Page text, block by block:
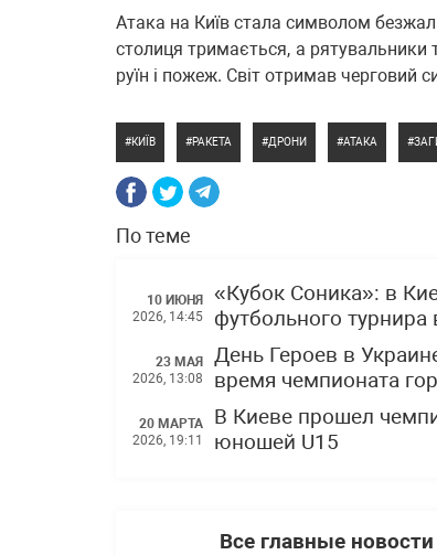
Атака на Київ стала символом
столиця тримається, а
руїн і пожеж. Світ отримав черговий
КИЇВ РАКЕТА ДРОНИ АТАКА
По теме
10 ИЮНЯ
2026, 14:45
«Кубок Соника»: в
футбольного
23 МАЯ
2026, 13:08
День Героев в
время чемпионата
20 МАРТА
2026, 19:11
В Киеве прошел
юношей U15
Все главные